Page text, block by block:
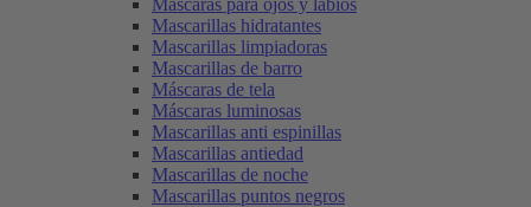
Máscaras para ojos y labios
Mascarillas hidratantes
Mascarillas limpiadoras
Mascarillas de barro
Máscaras de tela
Máscaras luminosas
Mascarillas anti espinillas
Mascarillas antiedad
Mascarillas de noche
Mascarillas puntos negros